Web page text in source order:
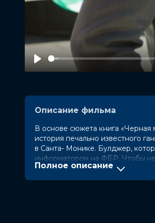
Play
Описание фильма
В основе сюжета книга
история печально известного
в Санта- Монике. Булджер,
информатором на ФБР. Чтобы не
Год
2015
Джонни Депп,
Полное описание